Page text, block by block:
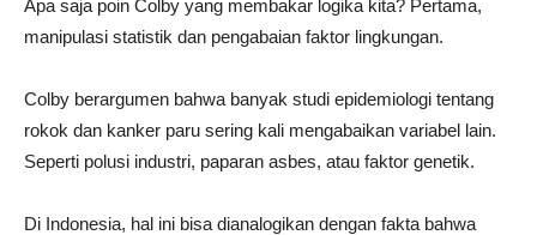
Apa saja poin Colby yang membakar logika kita? Pertama,
manipulasi statistik dan pengabaian faktor lingkungan.
Colby berargumen bahwa banyak studi epidemiologi tentang
rokok dan kanker paru sering kali mengabaikan variabel lain.
Seperti polusi industri, paparan asbes, atau faktor genetik.
Di Indonesia, hal ini bisa dianalogikan dengan fakta bahwa